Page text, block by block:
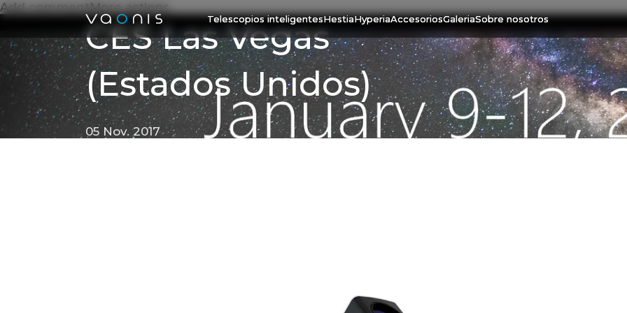
Telescopios inteligentesHestiaHyperiaAccesoriosGaleriaSobre nosotros
Add commentMore actions
CES Las Vegas
(Estados Unidos)
05 Nov. 2017
05 Nov. 2017